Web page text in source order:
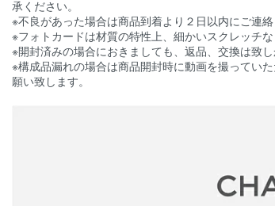
承ください。
※不良があった場合は商品到着より２日以内にご連
※フォトカードは材質の特性上、細かいスクレッチ
※開封済みの場合におきましても、返品、交換は致し
※構成品漏れの場合は商品開封時に動画を撮ってい
願い致します。